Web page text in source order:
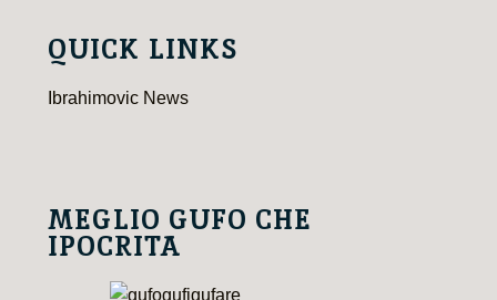
QUICK LINKS
Ibrahimovic News
MEGLIO GUFO CHE
IPOCRITA